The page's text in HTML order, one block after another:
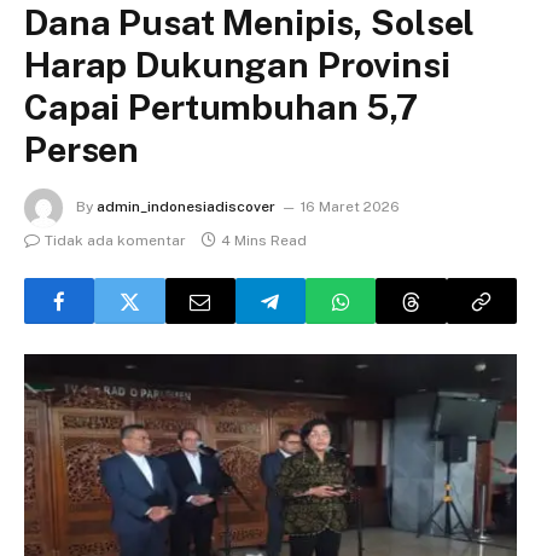
Dana Pusat Menipis, Solsel
Harap Dukungan Provinsi
Capai Pertumbuhan 5,7
Persen
By admin_indonesiadiscover
16 Maret 2026
Tidak ada komentar
4 Mins Read